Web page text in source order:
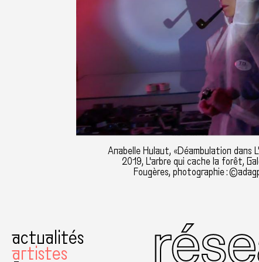
Anabelle Hulaut, «Déambulation dans
2019, L'arbre qui cache la forêt,
Fougères, photographie :
actualités
artistes